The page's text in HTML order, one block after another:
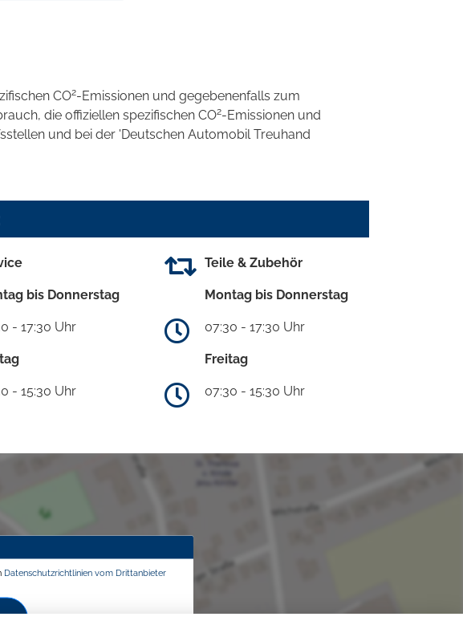
CO2-Emissionen und gegebenenfalls zum
die offiziellen spezifischen CO2-Emissionen und
und bei der 'Deutschen Automobil Treuhand
bis Donnerstag
- 17:30 Uhr
- 15:30 Uhr
Teile & Zubehör
Montag bis Donnerstag
07:30 - 17:30 Uhr
Freitag
07:30 - 15:30 Uhr
Datenschutzrichtlinien vom Drittanbieter